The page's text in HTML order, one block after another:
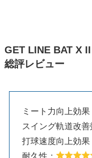
GET LINE BAT X
総評レビュー
ミート力向上効
スイング軌道改
打球速度向上効果